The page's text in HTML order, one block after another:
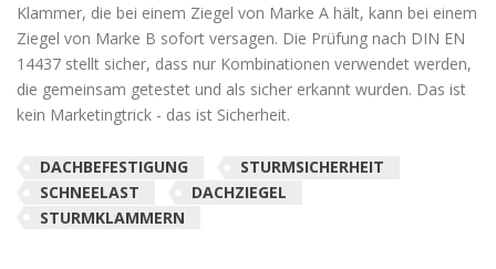
Klammer, die bei einem Ziegel von Marke A hält, kann bei einem
Ziegel von Marke B sofort versagen. Die Prüfung nach DIN EN
14437 stellt sicher, dass nur Kombinationen verwendet werden,
die gemeinsam getestet und als sicher erkannt wurden. Das ist
kein Marketingtrick - das ist Sicherheit.
DACHBEFESTIGUNG
STURMSICHERHEIT
SCHNEELAST
DACHZIEGEL
STURMKLAMMERN